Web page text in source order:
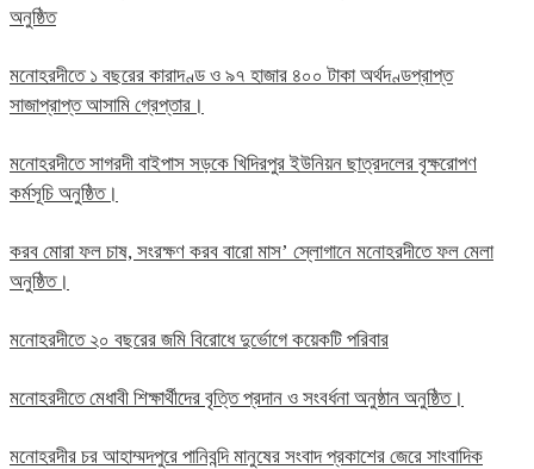
অনুষ্ঠিত
মনোহরদীতে ১ বছরের কারাদণ্ড ও ৯৭ হাজার ৪০০ টাকা অর্থদণ্ডপ্রাপ্ত
সাজাপ্রাপ্ত আসামি গ্রেপ্তার।
মনোহরদীতে সাগরদী বাইপাস সড়কে খিদিরপুর ইউনিয়ন ছাত্রদলের বৃক্ষরোপণ
কর্মসূচি অনুষ্ঠিত।
করব মোরা ফল চাষ, সংরক্ষণ করব বারো মাস’ স্লোগানে মনোহরদীতে ফল মেলা
অনুষ্ঠিত।
মনোহরদীতে ২০ বছরের জমি বিরোধে দুর্ভোগে কয়েকটি পরিবার
মনোহরদীতে মেধাবী শিক্ষার্থীদের বৃত্তি প্রদান ও সংবর্ধনা অনুষ্ঠান অনুষ্ঠিত।
মনোহরদীর চর আহাম্মদপুরে পানিবন্দি মানুষের সংবাদ প্রকাশের জেরে সাংবাদিক